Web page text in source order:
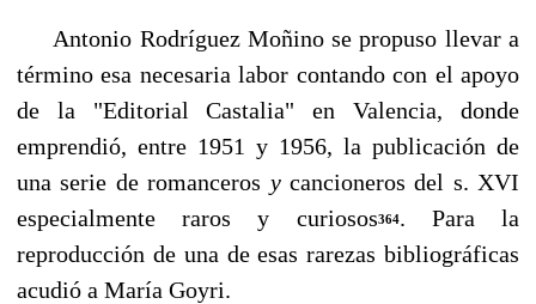
Antonio Rodríguez Moñino se propuso llevar a
término esa necesaria labor contando con el apoyo
de la "Editorial Castalia" en Valencia, donde
emprendió, entre 1951 y 1956, la publicación de
una serie de romanceros y cancioneros del s. XVI
especialmente raros y curiosos364. Para la
reproducción de una de esas rarezas bibliográficas
acudió a María Goyri.